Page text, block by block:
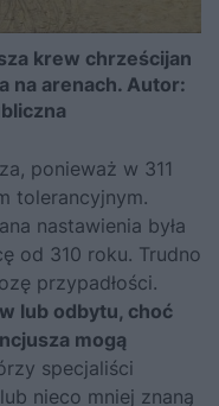
krew chrześcijan
na arenach. Autor:
ponieważ w 311
tolerancyjnym.
nastawienia była
od 310 roku. Trudno
przypadłości.
lub odbytu, choć
mogą
specjaliści
nieco mniej znaną